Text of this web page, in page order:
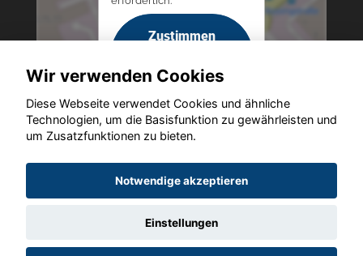
Zustimmen
aktivieren
Copyright © 2026. Altmann Autoland
Wir verwenden Cookies
Diese Webseite verwendet Cookies und ähnliche
Technologien, um die Basisfunktion zu gewährleisten und
um Zusatzfunktionen zu bieten.
Notwendige akzeptieren
Einstellungen